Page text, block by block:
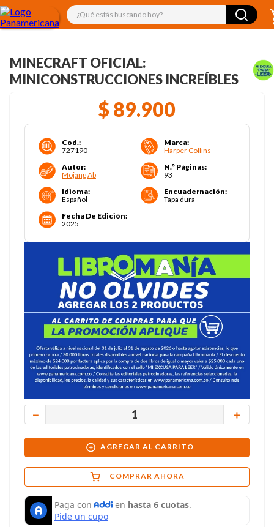
¿Qué estás buscando hoy?
MINECRAFT OFICIAL:
MINICONSTRUCCIONES INCREÍBLES
$ 89.900
Cod.:
727190
Marca:
Harper Collins
Autor:
Mojang Ab
N.° Páginas:
93
Idioma:
Español
Encuadernación:
Tapa dura
Fecha De Edición:
2025
＋
－
AGREGAR AL CARRITO
COMPRAR AHORA